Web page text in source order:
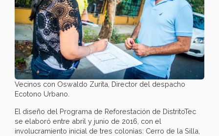
Vecinos con Oswaldo Zurita, Director del despacho
Ecotono Urbano.
El diseño del Programa de Reforestación de DistritoTec
se elaboró entre abril y junio de 2016, con el
involucramiento inicial de tres colonias: Cerro de la Silla,